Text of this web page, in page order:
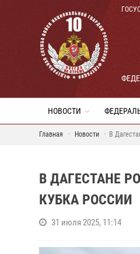
НОВОСТИ
Главная Новости В
В ДАГЕСТАНЕ
КУБКА РОССИИ
31 июля 2025, 11:14